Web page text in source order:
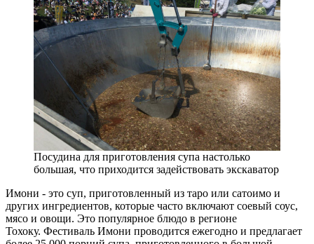
Посудина для приготовления супа настолько
большая, что приходится задействовать экскаватор
Имони - это суп, приготовленный из таро или сатоимо и
других ингредиентов, которые часто включают соевый соус,
мясо и овощи. Это популярное блюдо в регионе
Тохоку. Фестиваль Имони проводится ежегодно и предлагает